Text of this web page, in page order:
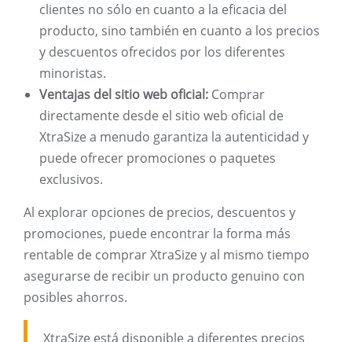
clientes no sólo en cuanto a la eficacia del
producto, sino también en cuanto a los precios
y descuentos ofrecidos por los diferentes
minoristas.
Ventajas del sitio web oficial: Comprar
directamente desde el sitio web oficial de
XtraSize a menudo garantiza la autenticidad y
puede ofrecer promociones o paquetes
exclusivos.
Al explorar opciones de precios, descuentos y
promociones, puede encontrar la forma más
rentable de comprar XtraSize y al mismo tiempo
asegurarse de recibir un producto genuino con
posibles ahorros.
XtraSize está disponible a diferentes precios